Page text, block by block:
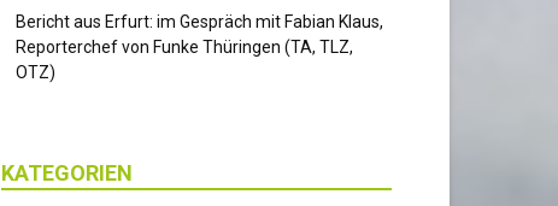
Bericht aus Erfurt: im Gespräch mit Fabian Klaus,
Reporterchef von Funke Thüringen (TA, TLZ,
OTZ)
KATEGORIEN